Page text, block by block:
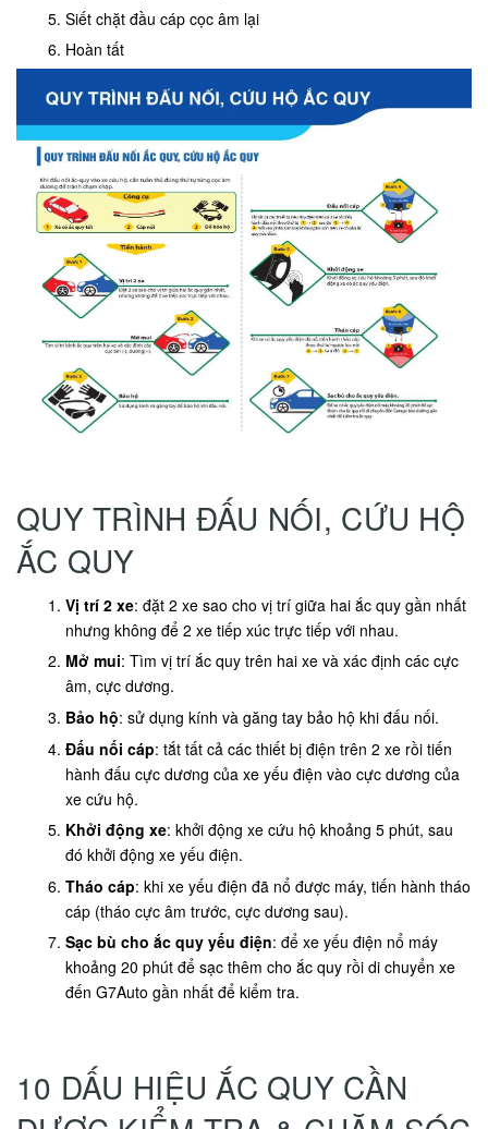
Siết chặt đầu cáp cọc âm lại
Hoàn tất
QUY TRÌNH ĐẤU NỐI, CỨU HỘ
ẮC QUY
Vị trí 2 xe: đặt 2 xe sao cho vị trí giữa hai ắc quy gần nhất
nhưng không để 2 xe tiếp xúc trực tiếp với nhau.
Mở mui: Tìm vị trí ắc quy trên hai xe và xác định các cực
âm, cực dương.
Bảo hộ: sử dụng kính và găng tay bảo hộ khi đấu nối.
Đấu nối cáp: tắt tất cả các thiết bị điện trên 2 xe rồi tiến
hành đấu cực dương của xe yếu điện vào cực dương của
xe cứu hộ.
Khởi động xe: khởi động xe cứu hộ khoảng 5 phút, sau
đó khởi động xe yếu điện.
Tháo cáp: khi xe yếu điện đã nổ được máy, tiến hành tháo
cáp (tháo cực âm trước, cực dương sau).
Sạc bù cho ắc quy yếu điện: để xe yếu điện nổ máy
khoảng 20 phút để sạc thêm cho ắc quy rồi di chuyển xe
đến G7Auto gần nhất để kiểm tra.
10 DẤU HIỆU ẮC QUY CẦN